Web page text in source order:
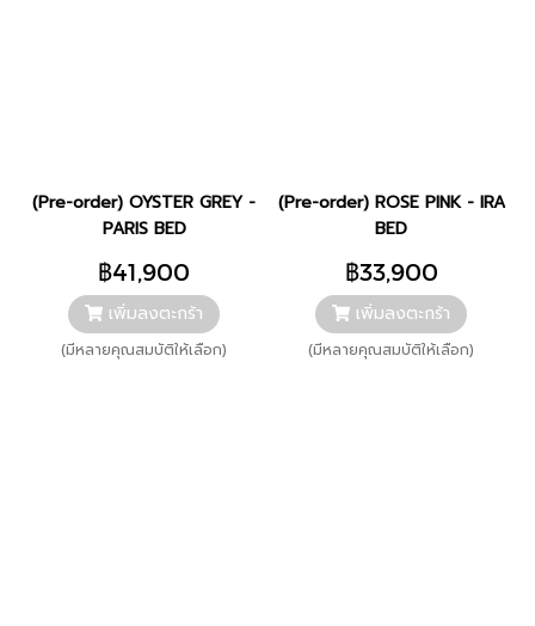
(Pre-order) OYSTER GREY -
PARIS BED
฿41,900
เพิ่มลงตะกร้า
(มีหลายคุณสมบัติให้เลือก)
(Pre-order) ROSE PINK - IRA
BED
฿33,900
เพิ่มลงตะกร้า
(มีหลายคุณสมบัติให้เลือก)